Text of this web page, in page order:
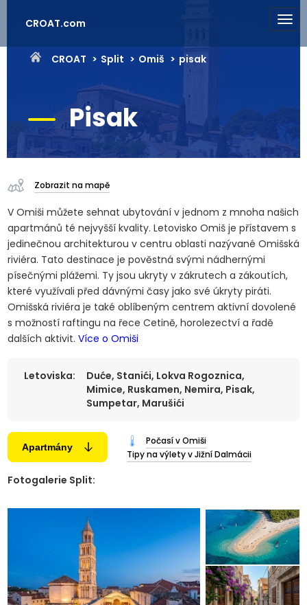
CROAT.com
CROAT Split Omiš pisak
Pisak
Zobrazit na mapě
V Omiši můžete sehnat ubytování v jednom z mnoha našich
apartmánů té nejvyšší kvality. Letovisko Omiš je přístavem s
jedinečnou architekturou v centru oblasti nazývané Omišská
riviéra. Tato destinace je pověstná svými nádhernými
písečnými plážemi. Ty jsou ukryty v zákrutech a zákoutích,
které využívali před dávnými časy jako své úkryty piráti.
Omišská riviéra je také oblíbeným centrem aktivní dovolené
s možností raftingu na řece Cetině, horolezectví a řadě
dalších aktivit. Více o Omiši
Letoviska:
Duće, Stanići, Lokva Rogoznica,
Mimice, Ruskamen, Nemira, Pisak,
Sumpetar, Marušići
Apartmány
Počasí v Omiši
Tipy na výlety v Jižní Dalmácii
Fotogalerie Split: